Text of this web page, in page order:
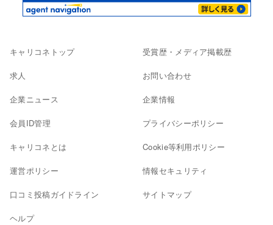
キャリコネトップ
求人
企業ニュース
会員ID管理
キャリコネとは
運営ポリシー
口コミ投稿ガイドライン
ヘルプ
受賞歴・メディア掲載歴
お問い合わせ
企業情報
プライバシーポリシー
Cookie等利用ポリシー
情報セキュリティ
サイトマップ